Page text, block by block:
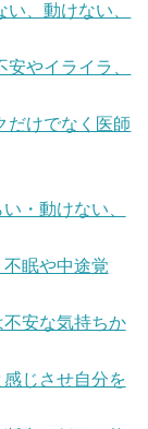
、動けない、
やイライラ、
けでなく医師
・動けない、
眠や中途覚
安な気持ちか
じさせ自分を